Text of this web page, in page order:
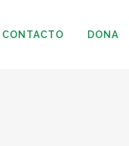
CONTACTO DONA